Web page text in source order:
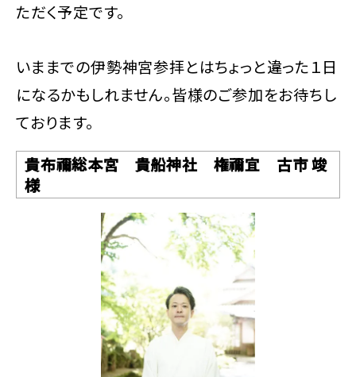
ただく予定です。
いままでの伊勢神宮参拝とはちょっと違った１日
になるかもしれません。皆様のご参加をお待ちし
ております。
貴布禰総本宮 貴船神社 権禰宜 古市 竣
様